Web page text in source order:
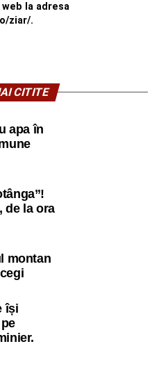
la adresa
ziar/.
CITITE
apa în
de la ora
montan
își